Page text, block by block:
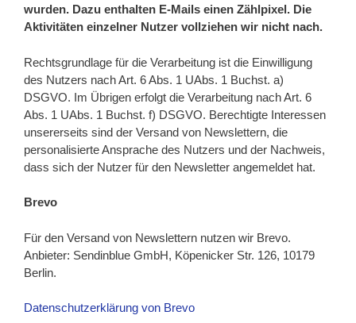
wurden. Dazu enthalten E-Mails einen Zählpixel. Die
Aktivitäten einzelner Nutzer vollziehen wir nicht nach.
Rechtsgrundlage für die Verarbeitung ist die Einwilligung
des Nutzers nach Art. 6 Abs. 1 UAbs. 1 Buchst. a)
DSGVO. Im Übrigen erfolgt die Verarbeitung nach Art. 6
Abs. 1 UAbs. 1 Buchst. f) DSGVO. Berechtigte Interessen
unsererseits sind der Versand von Newslettern, die
personalisierte Ansprache des Nutzers und der Nachweis,
dass sich der Nutzer für den Newsletter angemeldet hat.
Brevo
Für den Versand von Newslettern nutzen wir Brevo.
Anbieter: Sendinblue GmbH, Köpenicker Str. 126, 10179
Berlin.
Datenschutzerklärung von Brevo